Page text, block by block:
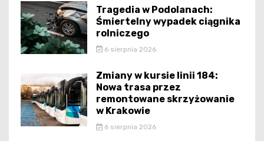
Tragedia w Podolanach:
Śmiertelny wypadek ciągnika
rolniczego
6 sierpnia 2026
Zmiany w kursie linii 184:
Nowa trasa przez
remontowane skrzyżowanie
w Krakowie
6 sierpnia 2026